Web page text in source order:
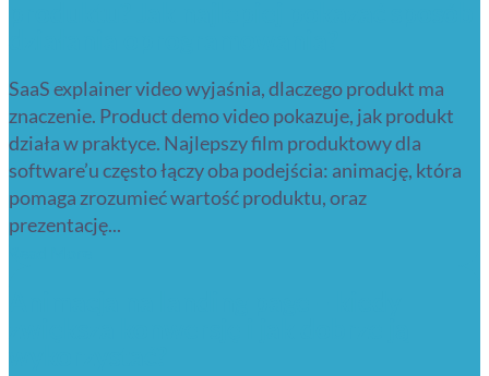
SaaS explainer video wyjaśnia, dlaczego produkt ma
znaczenie. Product demo video pokazuje, jak produkt
działa w praktyce. Najlepszy film produktowy dla
software’u często łączy oba podejścia: animację, która
pomaga zrozumieć wartość produktu, oraz
prezentację...